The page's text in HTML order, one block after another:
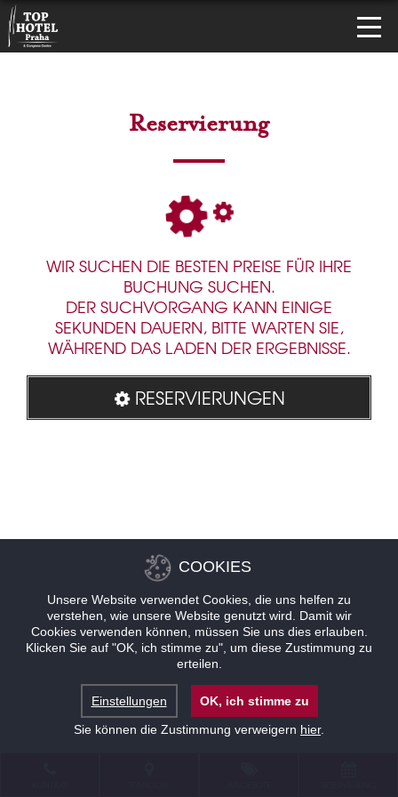
Reservierung
WIR SUCHEN DIE BESTEN PREISE FÜR IHRE
BUCHUNG SUCHEN.
DER SUCHVORGANG KANN EINIGE
SEKUNDEN DAUERN, BITTE WARTEN SIE,
WÄHREND DAS LADEN DER ERGEBNISSE.
RESERVIERUNGEN
COOKIES
Unsere Website verwendet Cookies, die uns helfen zu
verstehen, wie unsere Website genutzt wird. Damit wir
Cookies verwenden können, müssen Sie uns dies erlauben.
Klicken Sie auf "OK, ich stimme zu", um diese Zustimmung zu
erteilen.
Einstellungen
OK, ich stimme zu
Sie können die Zustimmung verweigern hier.